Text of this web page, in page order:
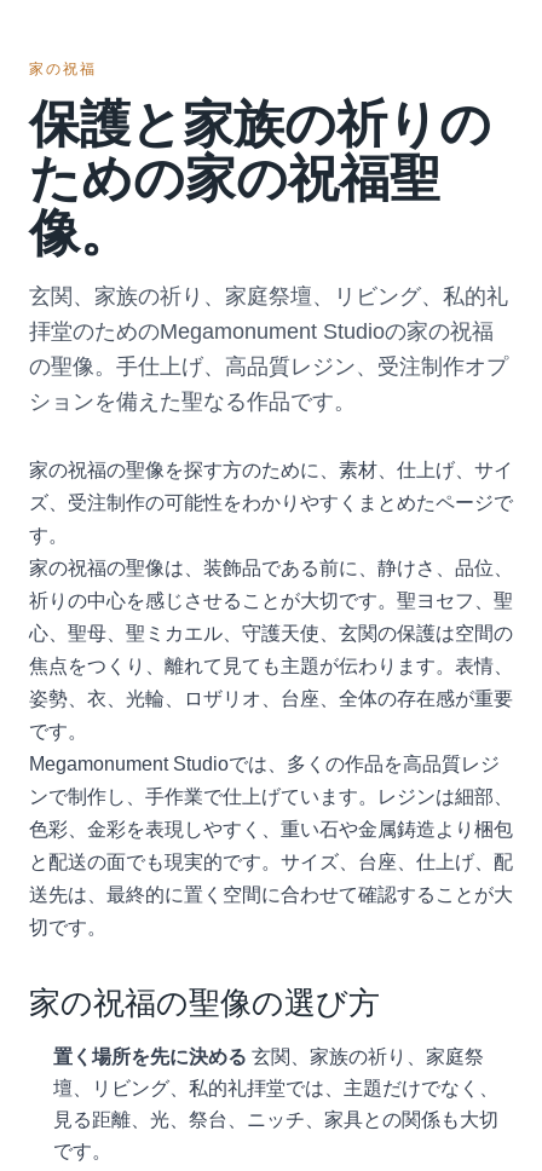
家の祝福
保護と家族の祈りの
ための家の祝福聖
像。
玄関、家族の祈り、家庭祭壇、リビング、私的礼
拝堂のためのMegamonument Studioの家の祝福
の聖像。手仕上げ、高品質レジン、受注制作オプ
ションを備えた聖なる作品です。
家の祝福の聖像を探す方のために、素材、仕上げ、サイ
ズ、受注制作の可能性をわかりやすくまとめたページで
す。
家の祝福の聖像は、装飾品である前に、静けさ、品位、
祈りの中心を感じさせることが大切です。聖ヨセフ、聖
心、聖母、聖ミカエル、守護天使、玄関の保護は空間の
焦点をつくり、離れて見ても主題が伝わります。表情、
姿勢、衣、光輪、ロザリオ、台座、全体の存在感が重要
です。
Megamonument Studioでは、多くの作品を高品質レジ
ンで制作し、手作業で仕上げています。レジンは細部、
色彩、金彩を表現しやすく、重い石や金属鋳造より梱包
と配送の面でも現実的です。サイズ、台座、仕上げ、配
送先は、最終的に置く空間に合わせて確認することが大
切です。
家の祝福の聖像の選び方
置く場所を先に決める 玄関、家族の祈り、家庭祭
壇、リビング、私的礼拝堂では、主題だけでなく、
見る距離、光、祭台、ニッチ、家具との関係も大切
です。